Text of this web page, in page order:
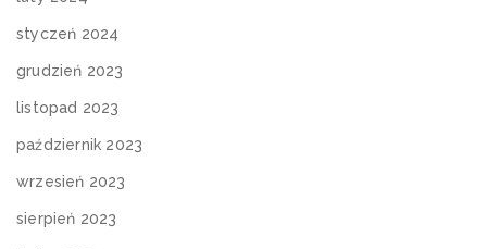
styczeń 2024
grudzień 2023
listopad 2023
październik 2023
wrzesień 2023
sierpień 2023